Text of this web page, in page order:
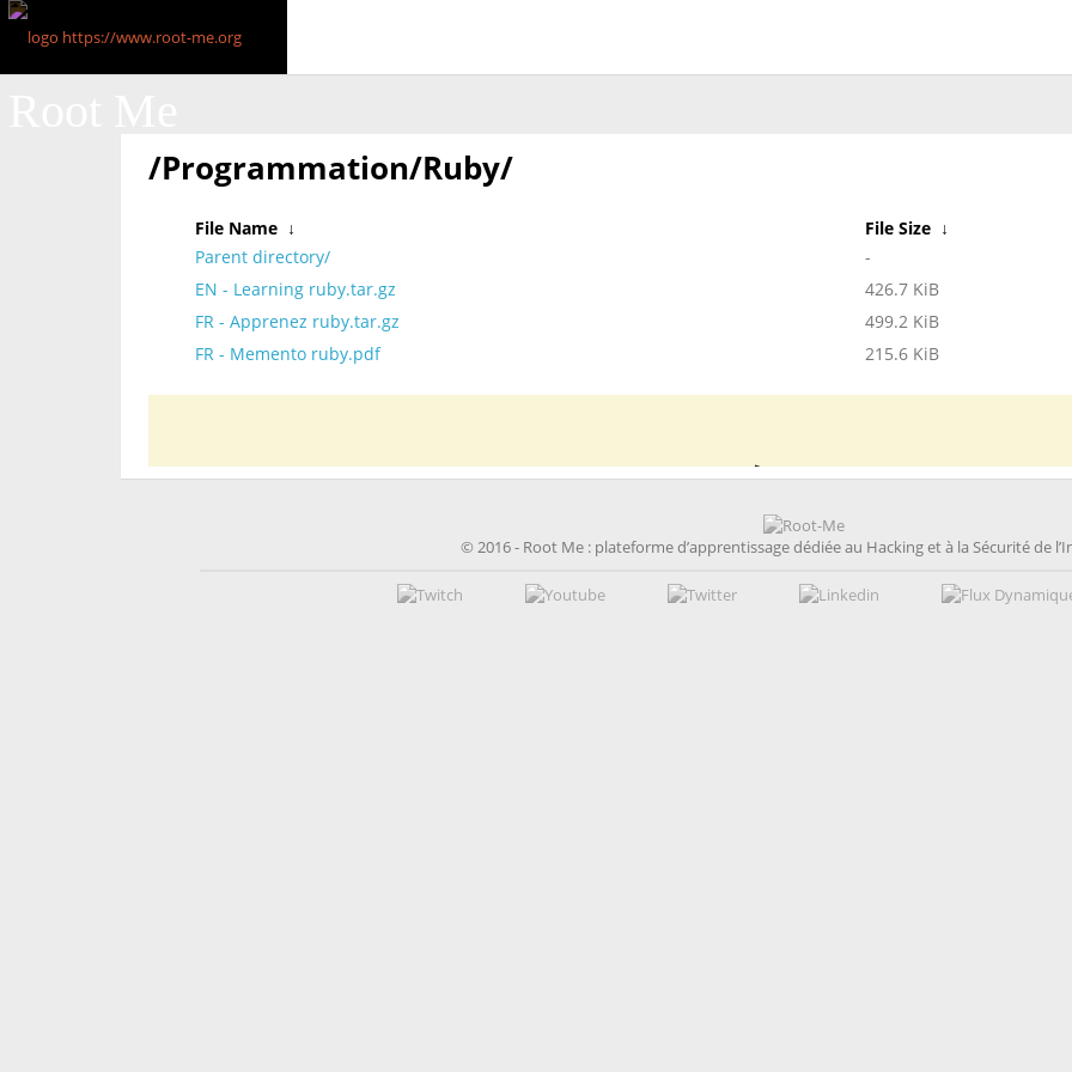
/Programmation/Ruby/
File Name ↓ File Size ↓
Parent directory/
-
EN - Learning ruby.tar.gz
426.7 KiB
FR - Apprenez ruby.tar.gz
499.2 KiB
FR - Memento ruby.pdf
215.6 KiB
© 2016 - Root Me : plateforme d’apprentissage dédiée au Hacking et à la Sécurité de